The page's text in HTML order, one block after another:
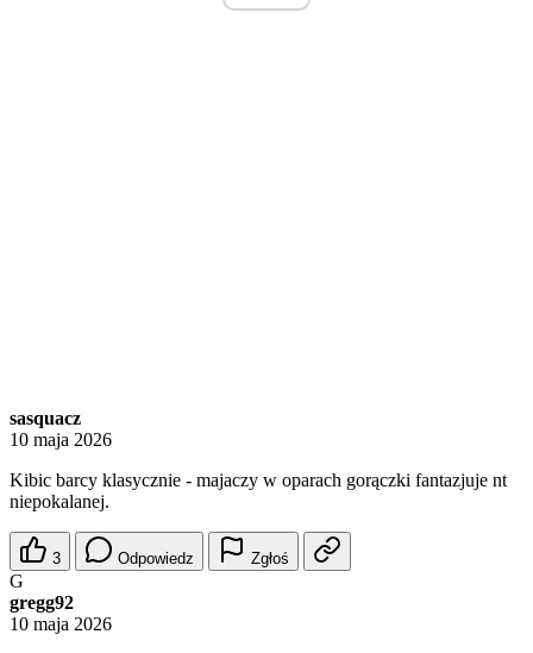
sasquacz
10 maja 2026
Kibic barcy klasycznie - majaczy w oparach gorączki fantazjuje nt
niepokalanej.
3 Odpowiedz Zgłoś
G
gregg92
10 maja 2026